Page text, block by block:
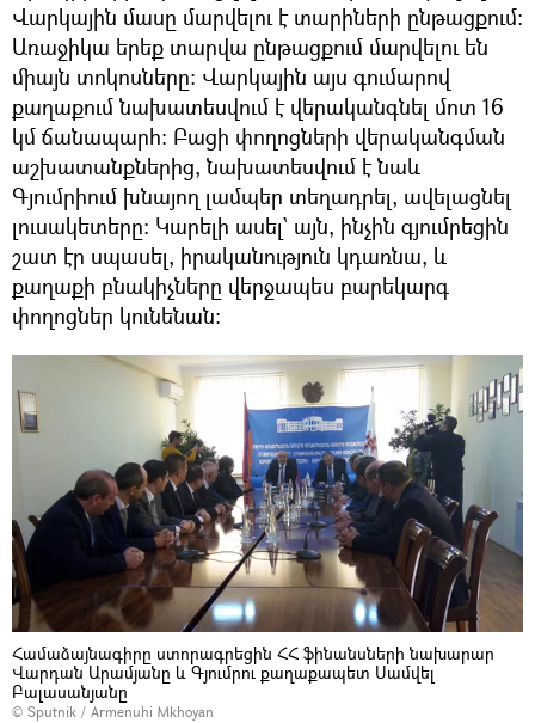
Վարկային մասը մարվելու է տարիների ընթացքում:
Առաջիկա երեք տարվա ընթացքում մարվելու են
միայն տոկոսները: Վարկային այս գումարով
քաղաքում նախատեսվում է վերականգնել մոտ 16
կմ ճանապարհ: Բացի փողոցների վերականգման
աշխատանքներից, նախատեսվում է նաև
Գյումրիում խնայող լամպեր տեղադրել, ավելացնել
լուսակետերը։ Կարելի ասել` այն, ինչին գյումրեցին
շատ էր սպասել, իրականություն կդառնա, և
քաղաքի բնակիչները վերջապես բարեկարգ
փողոցներ կունենան:
Համաձայնագիրը ստորագրեցին ՀՀ ֆինանսների նախարար
Վարդան Արամյանը և Գյումրու քաղաքապետ Սամվել
Բալասանյանը
© Sputnik / Armenuhi Mkhoyan